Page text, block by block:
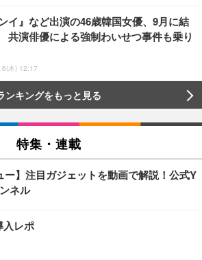
ンイ』など出演の46歳韓国女優、9月に結
演俳優による強制わいせつ事件も乗り
木) 12:17
ンキングをもっと見る
特集・連載
ー】注目ガジェットを動画で解説！公式Y
ネル
入レポ